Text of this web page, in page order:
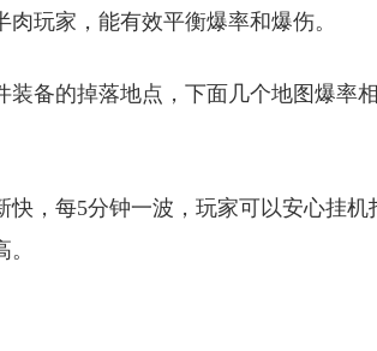
肉玩家，能有效平衡爆率和爆伤。
装备的掉落地点，下面几个地图爆率
快，每5分钟一波，玩家可以安心挂